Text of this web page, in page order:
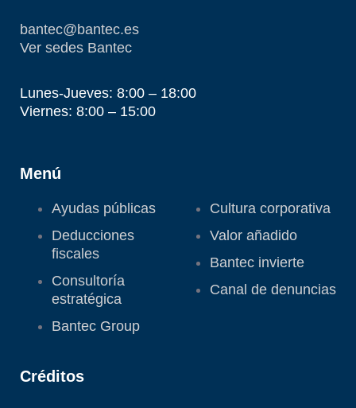
bantec@bantec.es
Ver sedes Bantec
Lunes-Jueves: 8:00 – 18:00
Viernes: 8:00 – 15:00
Menú
Ayudas públicas
Deducciones
fiscales
Consultoría
estratégica
Bantec Group
Cultura corporativa
Valor añadido
Bantec invierte
Canal de denuncias
Créditos